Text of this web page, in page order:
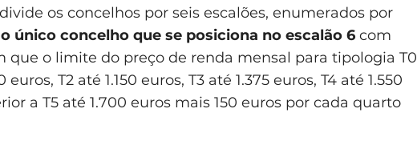
os concelhos por seis escalões, enumerados por
único concelho que se posiciona no escalão 6 com
que o limite do preço de renda mensal para tipologia T0
T2 até 1.150 euros, T3 até 1.375 euros, T4 até 1.550
a T5 até 1.700 euros mais 150 euros por cada quarto